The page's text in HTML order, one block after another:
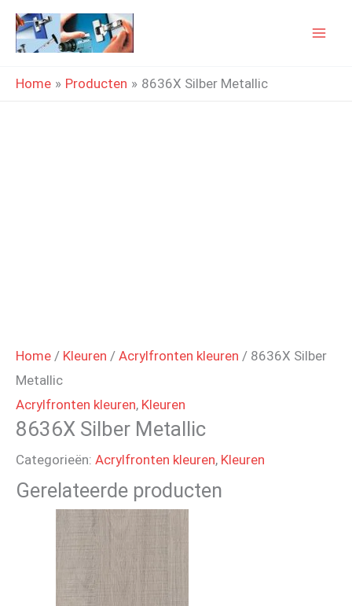
naar
inhoud
Home Producten 8636X Silber Metallic
Home / Kleuren / Acrylfronten kleuren / 8636X Silber
Metallic
Acrylfronten kleuren, Kleuren
8636X Silber Metallic
Categorieën: Acrylfronten kleuren, Kleuren
Gerelateerde producten